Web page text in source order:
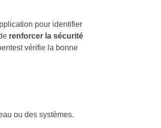
pour identifier
renforcer la sécurité
vérifie la bonne
ou des systèmes.